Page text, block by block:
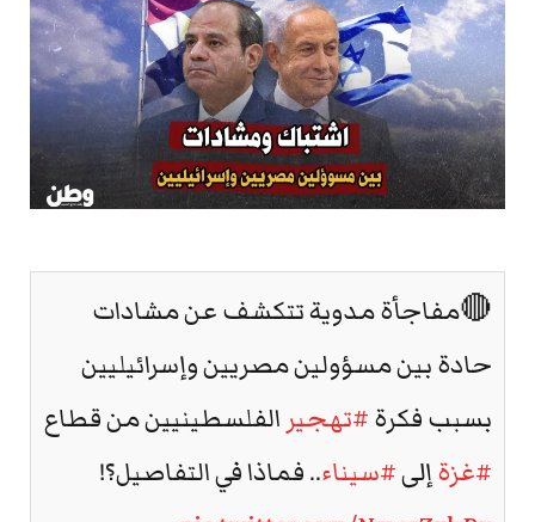
🔴مفاجأة مدوية تتكشف عن مشادات
حادة بين مسؤولين مصريين وإسرائيليين
بسبب فكرة#تهجير الفلسطينيين من قطاع
#غزةإلى#سيناء.. فماذا في التفاصيل؟!